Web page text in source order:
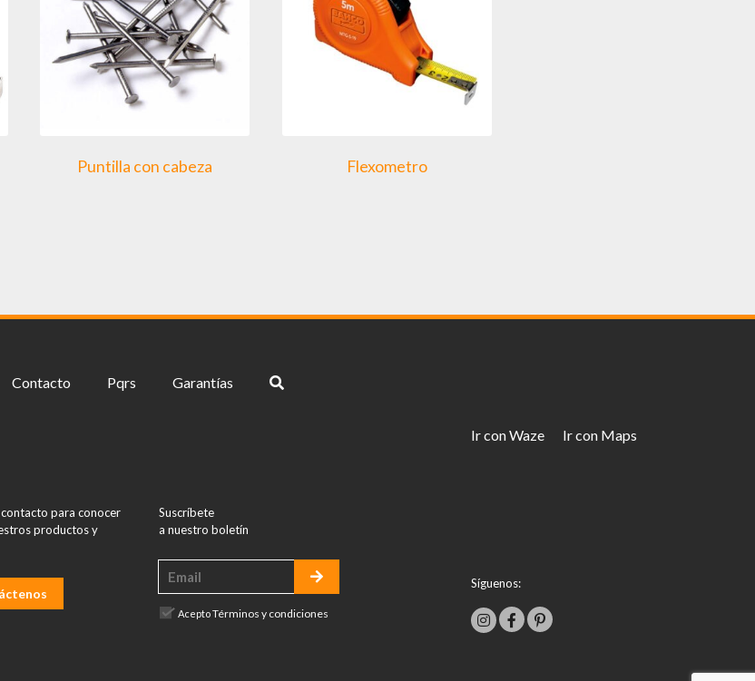
Puntilla con cabeza Flexometro
Contacto Pqrs Garantías
para conocer
productos y
Suscríbete
a nuestro boletín
AceptoTérminos y condiciones
Ir con Waze Ir con Maps
Síguenos: